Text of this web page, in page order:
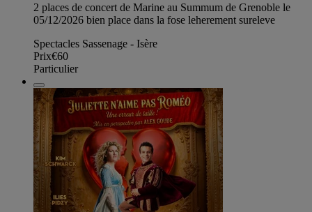
2 places de concert de Marine au Summum de Grenoble le
05/12/2026 bien place dans la fose leherement sureleve
Spectacles Sassenage - Isère
Prix€60
Particulier